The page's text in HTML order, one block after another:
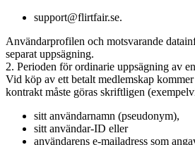
support@flirtfair.se.
Användarprofilen och motsvarande
separat uppsägning.
2. Perioden för ordinarie uppsägning av
Vid köp av ett betalt medlemskap
kontrakt måste göras skriftligen
sitt användarnamn (pseudonym),
sitt användar-ID eller
användarens e-mailadress som